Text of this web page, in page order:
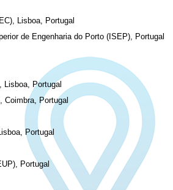
Lisboa, Portugal
de Engenharia do Porto (ISEP), Portugal
Lisboa, Portugal
Coimbra, Portugal
Portugal
Portugal